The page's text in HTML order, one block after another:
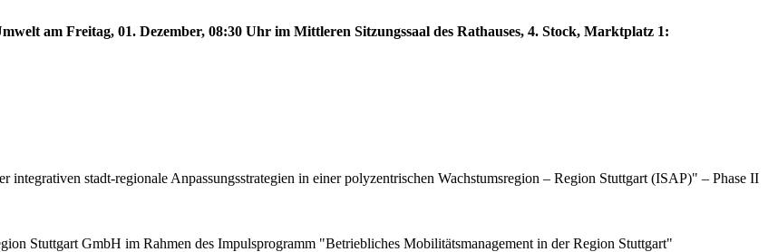
am Freitag, 01. Dezember, 08:30 Uhr im Mittleren Sitzungssaal des Rathauses, 4. Stock, Marktplatz 1:
stadt-regionale Anpassungsstrategien in einer polyzentrischen Wachstumsregion – Region Stuttgart (ISAP)" – Phase II
Stuttgart GmbH im Rahmen des Impulsprogramm "Betriebliches Mobilitätsmanagement in der Region Stuttgart"